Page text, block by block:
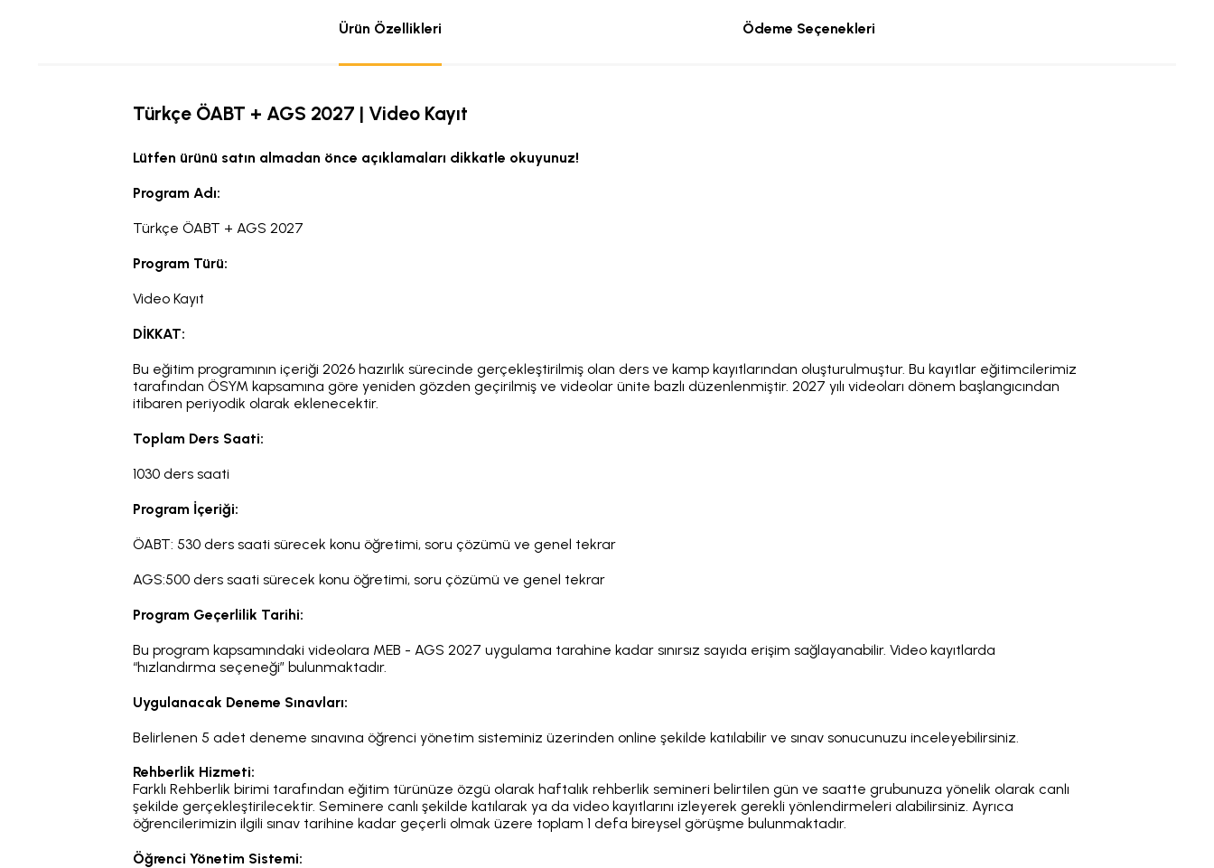
Ürün Özellikleri Ödeme Seçenekleri
Türkçe ÖABT + AGS 2027 | Video Kayıt
Lütfen ürünü satın almadan önce açıklamaları dikkatle okuyunuz!
Program Adı:
Türkçe ÖABT + AGS 2027
Program Türü:
Video Kayıt
DİKKAT:
Bu eğitim programının içeriği 2026 hazırlık sürecinde gerçekleştirilmiş olan ders ve kamp kayıtlarından oluşturulmuştur. Bu kayıtlar eğitimcilerimiz
tarafından ÖSYM kapsamına göre yeniden gözden geçirilmiş ve videolar ünite bazlı düzenlenmiştir. 2027 yılı videoları dönem başlangıcından
itibaren periyodik olarak eklenecektir.
Toplam Ders Saati:
1030 ders saati
Program İçeriği:
ÖABT: 530 ders saati sürecek konu öğretimi, soru çözümü ve genel tekrar
AGS:500 ders saati sürecek konu öğretimi, soru çözümü ve genel tekrar
Program Geçerlilik Tarihi:
Bu program kapsamındaki videolara MEB - AGS 2027 uygulama tarahine kadar sınırsız sayıda erişim sağlayanabilir. Video kayıtlarda
“hızlandırma seçeneği” bulunmaktadır.
Uygulanacak Deneme Sınavları:
Belirlenen 5 adet deneme sınavına öğrenci yönetim sisteminiz üzerinden online şekilde katılabilir ve sınav sonucunuzu inceleyebilirsiniz.
Rehberlik Hizmeti:
Farklı Rehberlik birimi tarafından eğitim türünüze özgü olarak haftalık rehberlik semineri belirtilen gün ve saatte grubunuza yönelik olarak canlı
şekilde gerçekleştirilecektir. Seminere canlı şekilde katılarak ya da video kayıtlarını izleyerek gerekli yönlendirmeleri alabilirsiniz. Ayrıca
öğrencilerimizin ilgili sınav tarihine kadar geçerli olmak üzere toplam 1 defa bireysel görüşme bulunmaktadır.
Öğrenci Yönetim Sistemi: